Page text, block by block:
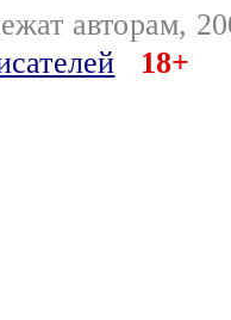
авторам,
18+